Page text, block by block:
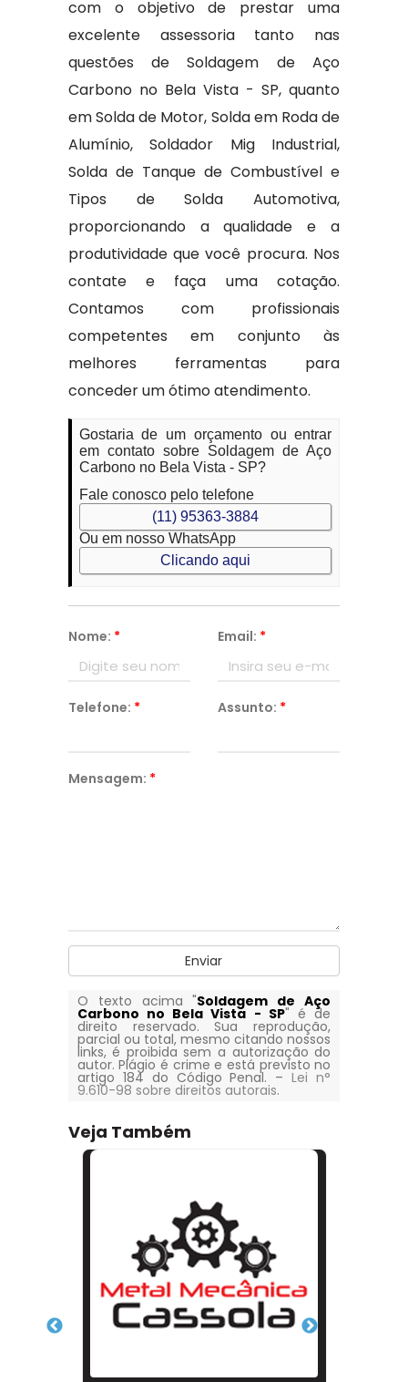
com o objetivo de prestar uma
excelente assessoria tanto nas
questões de Soldagem de Aço
Carbono no Bela Vista - SP, quanto
em Solda de Motor, Solda em Roda de
Alumínio, Soldador Mig Industrial,
Solda de Tanque de Combustível e
Tipos de Solda Automotiva,
proporcionando a qualidade e a
produtividade que você procura. Nos
contate e faça uma cotação.
Contamos com profissionais
competentes em conjunto às
melhores ferramentas para
conceder um ótimo atendimento.
Gostaria de um orçamento ou entrar
em contato sobre Soldagem de Aço
Carbono no Bela Vista - SP?
Fale conosco pelo telefone
(11) 95363-3884
Ou em nosso WhatsApp
Clicando aqui
Nome: * Email: *
Telefone: * Assunto: *
Mensagem: *
Enviar
O texto acima "Soldagem de Aço
Carbono no Bela Vista - SP" é de
direito reservado. Sua reprodução,
parcial ou total, mesmo citando nossos
links, é proibida sem a autorização do
autor. Plágio é crime e está previsto no
artigo 184 do Código Penal. –Lei n°
9.610-98 sobre direitos autorais.
Veja Também